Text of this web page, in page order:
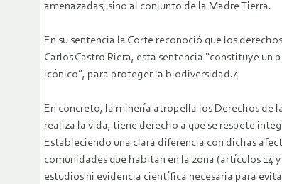
amenazadas, sino al conjunto de la Madre Tierra.
En su sentencia la Corte reconoció que los
Carlos Castro Riera, esta sentencia “constituye
icónico”, para proteger la biodiversidad.4
En concreto, la minería atropella los Derechos de
realiza la vida, tiene derecho a que se respete
Estableciendo una clara diferencia con dichas
comunidades que habitan en la zona (artículos 14
estudios ni evidencia científica necesaria para